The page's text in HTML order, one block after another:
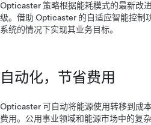
Opticaster 策略根据能耗模式的最新改
级。借助 Opticaster 的自适应智能控制
系统的情况下实现其业务目标。
自动化，节省费用
Opticaster 可自动将能源使用转移到成
费用。公用事业领域和能源市场中的复